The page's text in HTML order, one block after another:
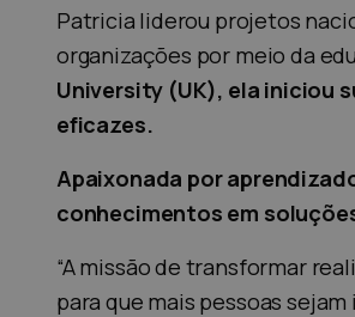
Patricia liderou projetos
organizações por meio da
University (UK), ela iniciou
eficazes.
Apaixonada por
conhecimentos em
“A missão de transformar
para que mais pessoas